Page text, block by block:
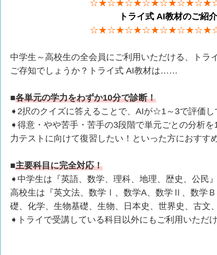
トライ式 AI教材のご紹介
中学生～高校生の全会員にご利用いただける、トラ
ご存知でしょうか？トライ式 AI教材は……
■各単元の学力をわずか10分で診断！
➧2択のクイズに答えることで、AIが☆1～3で評価し
➧得意・やや苦手・苦手の3段階で単元ごとの分析
力テストに向けて復習したい！といった方におすす
■主要科目に完全対応！
➧中学生は『英語、数学、理科、地理、歴史、公民
高校生は『英文法、数学Ⅰ、数学A、数学Ⅱ、数学
礎、化学、生物基礎、生物、日本史、世界史、古文
➧トライで受講している科目以外にもご利用いただ